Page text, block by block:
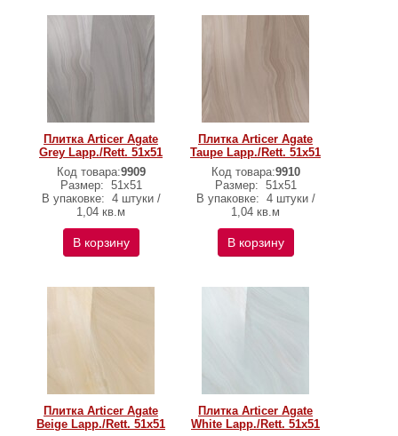
Плитка Articer Agate
Grey Lapp./Rett. 51х51
Код товара:9909
Размер: 51х51
В упаковке: 4 штуки /
1,04 кв.м
В корзину
Плитка Articer Agate
Taupe Lapp./Rett. 51х51
Код товара:9910
Размер: 51х51
В упаковке: 4 штуки /
1,04 кв.м
В корзину
Плитка Articer Agate
Beige Lapp./Rett. 51х51
Плитка Articer Agate
White Lapp./Rett. 51х51